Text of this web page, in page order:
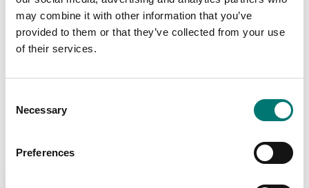
may combine it with other information that you’ve
provided to them or that they’ve collected from your use
of their services.
Selection
Necessary
Preferences
Personvågar
Utbytesindikator för
4 290 kr
Digitala vågar